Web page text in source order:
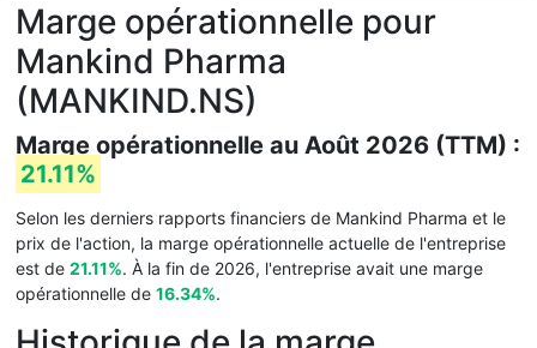
Marge opérationnelle pour
Mankind Pharma
(MANKIND.NS)
Marge opérationnelle au Août 2026 (TTM) :
21.11%
Selon les derniers rapports financiers de Mankind Pharma et le
prix de l'action, la marge opérationnelle actuelle de l'entreprise
est de 21.11%. À la fin de 2026, l'entreprise avait une marge
opérationnelle de 16.34%.